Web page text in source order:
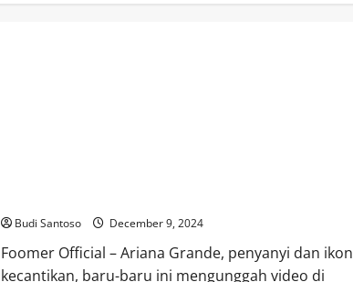
Budi Santoso December 9, 2024
Foomer Official – Ariana Grande, penyanyi dan ikon
kecantikan, baru-baru ini mengunggah video di